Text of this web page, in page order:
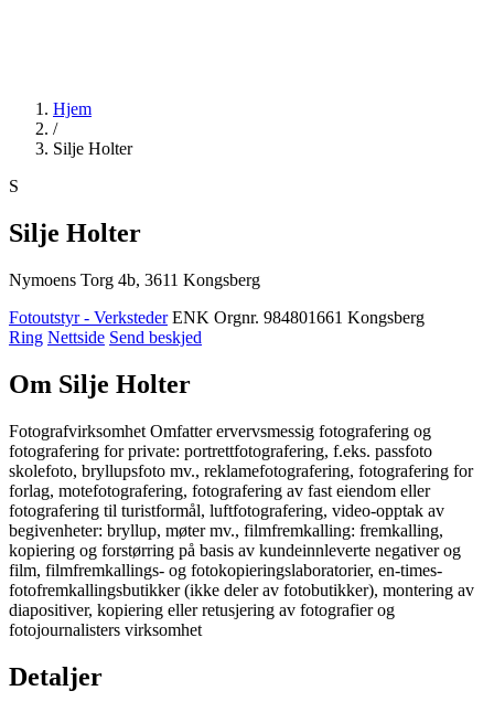
Hjem
/
Silje Holter
S
Silje Holter
Nymoens Torg 4b, 3611 Kongsberg
Fotoutstyr - Verksteder ENK Orgnr. 984801661 Kongsberg
Ring Nettside Send beskjed
Om Silje Holter
Fotografvirksomhet Omfatter ervervsmessig fotografering og
fotografering for private: portrettfotografering, f.eks. passfoto
skolefoto, bryllupsfoto mv., reklamefotografering, fotografering for
forlag, motefotografering, fotografering av fast eiendom eller
fotografering til turistformål, luftfotografering, video-opptak av
begivenheter: bryllup, møter mv., filmfremkalling: fremkalling,
kopiering og forstørring på basis av kundeinnleverte negativer og
film, filmfremkallings- og fotokopieringslaboratorier, en-times-
fotofremkallingsbutikker (ikke deler av fotobutikker), montering av
diapositiver, kopiering eller retusjering av fotografier og
fotojournalisters virksomhet
Detaljer